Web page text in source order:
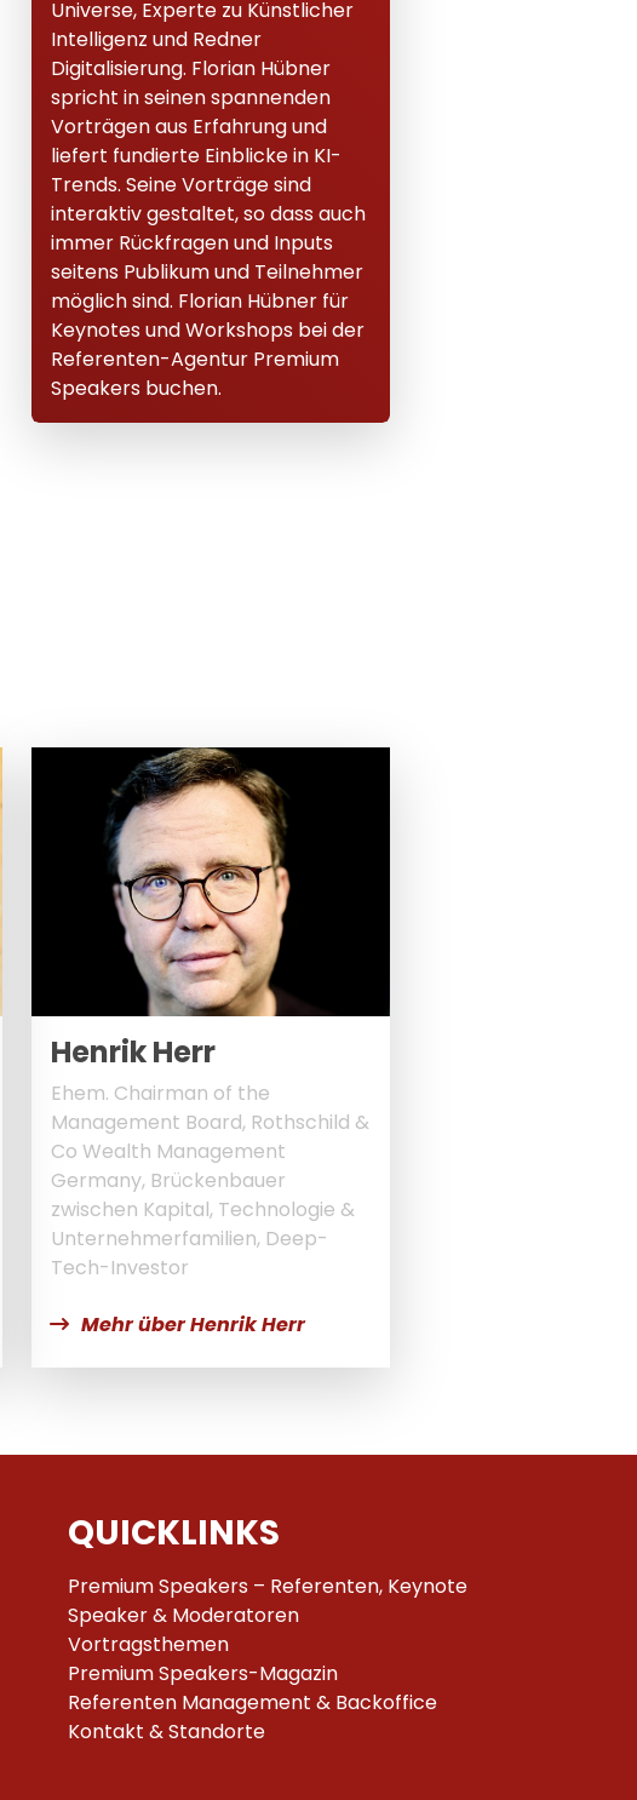
Universe, Experte zu Künstlicher
Intelligenz und Redner
Digitalisierung. Florian Hübner
spricht in seinen spannenden
Vorträgen aus Erfahrung und
liefert fundierte Einblicke in KI-
Trends. Seine Vorträge sind
interaktiv gestaltet, so dass auch
immer Rückfragen und Inputs
seitens Publikum und Teilnehmer
möglich sind. Florian Hübner für
Keynotes und Workshops bei der
Referenten-Agentur Premium
Speakers buchen.
Henrik Herr
Ehem. Chairman of the
Management Board, Rothschild &
Co Wealth Management
Germany, Brückenbauer
zwischen Kapital, Technologie &
Unternehmerfamilien, Deep-
Tech-Investor
Mehr über Henrik Herr
QUICKLINKS
Premium Speakers – Referenten, Keynote
Speaker & Moderatoren
Vortragsthemen
Premium Speakers-Magazin
Referenten Management & Backoffice
Kontakt & Standorte